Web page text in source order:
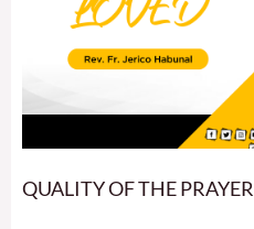
QUALITY OF THE PRAYER